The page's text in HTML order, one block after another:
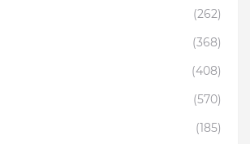
(262)
(368)
(408)
(570)
(185)